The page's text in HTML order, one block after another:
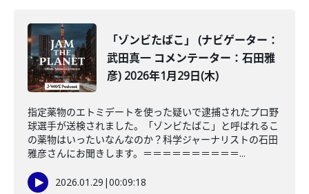
「ゾンビたばこ」 (ナビゲーター：
武田真一 コメンテーター：石田雅
彦) 2026年1月29日(木)
指定薬物のエトミデートを使った疑いで逮捕されたプロ野
球選手が送検されました。「ゾンビたばこ」と呼ばれるこ
の薬物はいったいなんなのか？科学ジャーナリストの石田
雅彦さんにお聞きします。＝＝＝＝＝＝＝＝＝＝...
2026.01.29 |00:09:18